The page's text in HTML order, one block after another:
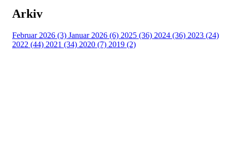
Arkiv
Februar 2026 (3) Januar 2026 (6) 2025 (36) 2024 (36) 2023 (24)
2022 (44) 2021 (34) 2020 (7) 2019 (2)